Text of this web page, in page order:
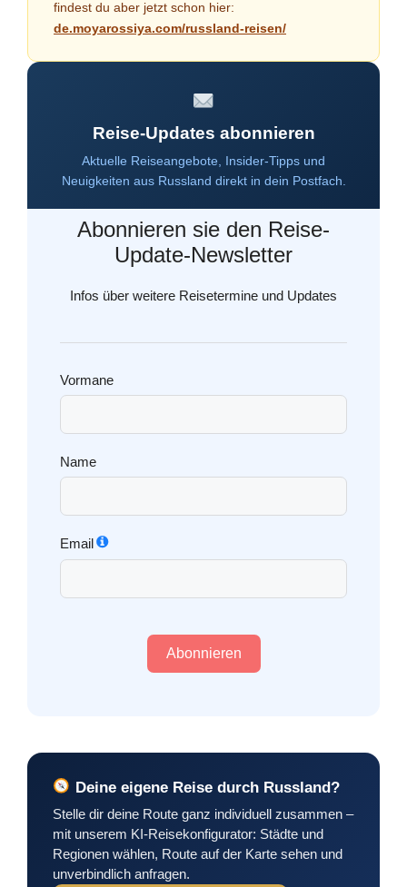
findest du aber jetzt schon hier:
de.moyarossiya.com/russland-reisen/
Reise-Updates abonnieren
Aktuelle Reiseangebote, Insider-Tipps und
Neuigkeiten aus Russland direkt in dein Postfach.
Abonnieren sie den Reise-
Update-Newsletter
Infos über weitere Reisetermine und Updates
Vormane
Name
Email
Abonnieren
Deine eigene Reise durch Russland?
Stelle dir deine Route ganz individuell zusammen –
mit unserem KI-Reisekonfigurator: Städte und
Regionen wählen, Route auf der Karte sehen und
unverbindlich anfragen.